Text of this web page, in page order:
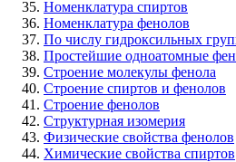
Номенклатура спиртов
Номенклатура фенолов
По числу гидроксильных
Простейшие одноатомные
Строение молекулы фенола
Строение спиртов и фенолов
Строение фенолов
Структурная изомерия
Физические свойства фенолов
Химические свойства спиртов